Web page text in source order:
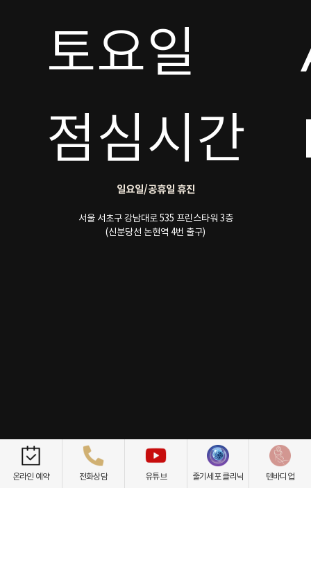
토요일
점심시간
일요일/공휴일 휴진
서울 서초구 강남대로 535 프린스타워 3층
(신분당선 논현역 4번 출구)
개인정보취급방침 이용약관 환자권리장전 비급여항목
온라인 예약 전화상담 유튜브 줄기세포 클리닉 텐바디업